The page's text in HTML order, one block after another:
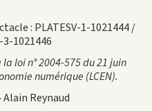
: PLATESV-1-1021444 /
3-1021446
loi n° 2004-575 du 21 juin
numérique (LCEN).
Alain Reynaud